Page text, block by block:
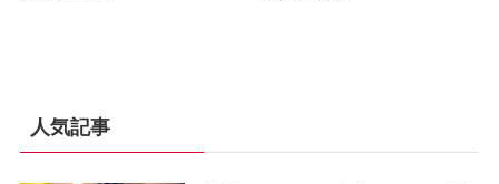
人気記事